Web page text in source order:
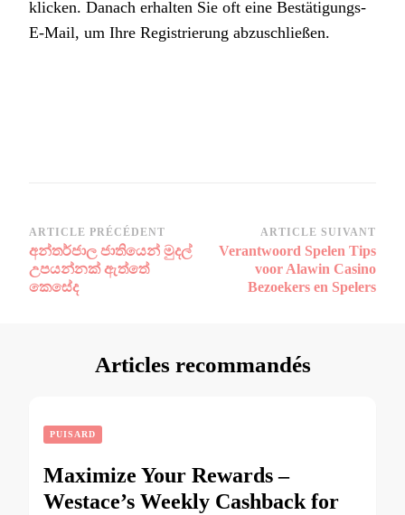
klicken. Danach erhalten Sie oft eine Bestätigungs-
E-Mail, um Ihre Registrierung abzuschließen.
Navigation
d’article
ARTICLE PRÉCÉDENT
අන්තර්ජාල ජාතියෙන් මුදල්
උපයන්නක් ඇත්තේ
කෙසේද
ARTICLE SUIVANT
Verantwoord Spelen Tips
voor Alawin Casino
Bezoekers en Spelers
Articles recommandés
PUISARD
Maximize Your Rewards –
Westace’s Weekly Cashback for